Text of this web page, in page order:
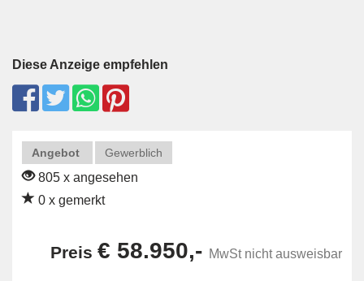
Diese Anzeige empfehlen
Angebot Gewerblich
805 x angesehen
0 x gemerkt
Preis € 58.950,- MwSt nicht ausweisbar